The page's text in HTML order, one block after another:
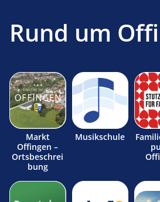
Rund um
Markt
Offingen –
Ortsbeschrei
bung
Musikschule